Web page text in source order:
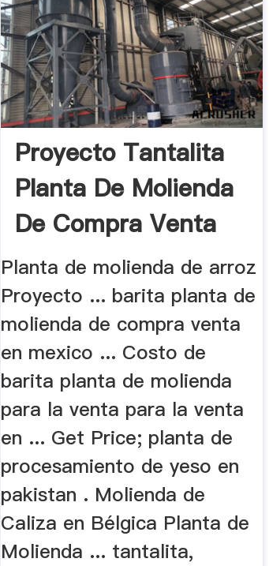
Proyecto Tantalita
Planta De Molienda
De Compra Venta
En ...
Planta de molienda de arroz
Proyecto ... barita planta de
molienda de compra venta
en mexico ... Costo de
barita planta de molienda
para la venta para la venta
en ... Get Price; planta de
procesamiento de yeso en
pakistan . Molienda de
Caliza en Bélgica Planta de
Molienda ... tantalita,